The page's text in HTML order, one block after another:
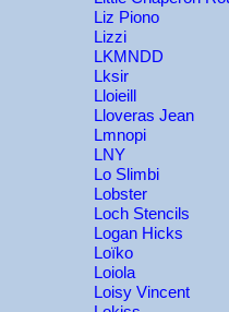
Liz Piono
Lizzi
LKMNDD
Lksir
Lloieill
Lloveras Jean
Lmnopi
LNY
Lo Slimbi
Lobster
Loch Stencils
Logan Hicks
Loïko
Loiola
Loisy Vincent